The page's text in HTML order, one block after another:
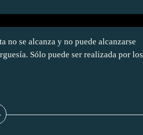
no se alcanza y no puede alcanzarse
Sólo puede ser realizada por los